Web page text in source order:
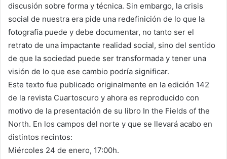
discusión sobre forma y técnica. Sin embargo, la crisis
social de nuestra era pide una redefinición de lo que la
fotografía puede y debe documentar, no tanto ser el
retrato de una impactante realidad social, sino del sentido
de que la sociedad puede ser transformada y tener una
visión de lo que ese cambio podría significar.
Este texto fue publicado originalmente en la edición 142
de la revista Cuartoscuro y ahora es reproducido con
motivo de la presentación de su libro In the Fields of the
North. En los campos del norte y que se llevará acabo en
distintos recintos:
Miércoles 24 de enero, 17:00h.